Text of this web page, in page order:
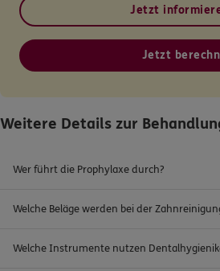
Jetzt
Jetzt
Weitere Details zur
Wer führt die Prophylaxe durch?
Welche Beläge werden bei der
Welche Instrumente nutzen